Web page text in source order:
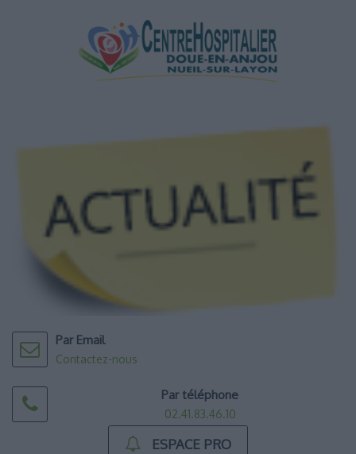
Par Email
Contactez-nous
Par téléphone
02.41.83.46.10
ESPACE PRO